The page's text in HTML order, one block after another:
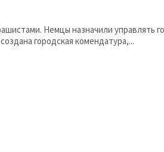
Немцы назначили управлять
городская комендатура,...